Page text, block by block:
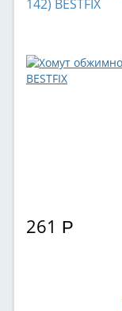
142) BESTFIX
261 Р